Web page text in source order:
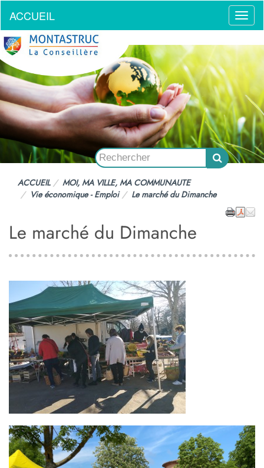
Menu
ACCUEIL
ACCUEIL
MOI, MA VILLE, MA COMMUNAUTE
Vie économique - Emploi
Le marché du Dimanche
Le marché du Dimanche